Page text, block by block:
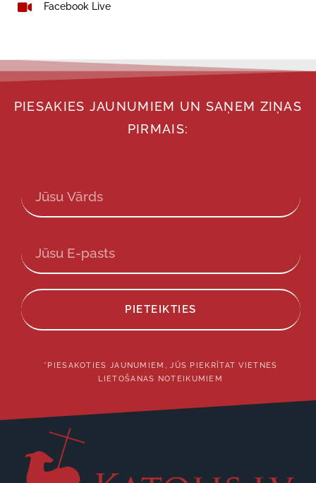
Facebook Live
PIESAKIES JAUNUMIEM UN SAŅEM ZIŅAS
PIRMAIS:
PIETEIKTIES
*PIESAKOTIES JAUNUMIEM, JŪS PIEKRĪTAT VIETNES
LIETOŠANAS NOTEIKUMIEM